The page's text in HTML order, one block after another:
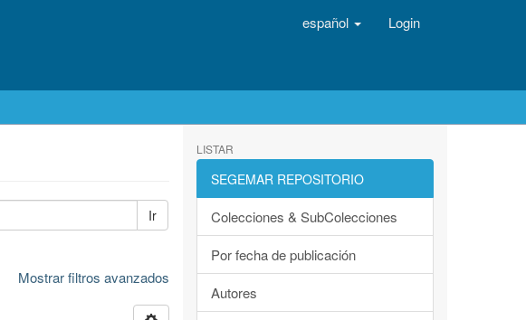
español Login
Ir
Mostrar filtros avanzados
LISTAR
SEGEMAR REPOSITORIO
Colecciones & SubColecciones
Por fecha de publicación
Autores